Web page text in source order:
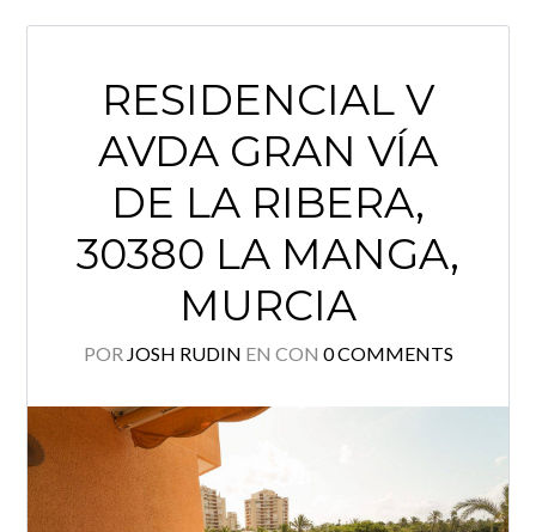
Log in
Don't have an account? Create your
Password
RESIDENCIAL V
AVDA GRAN VÍA
DE LA RIBERA,
30380 LA MANGA,
MURCIA
POR JOSH RUDIN EN CON 0 COMMENTS